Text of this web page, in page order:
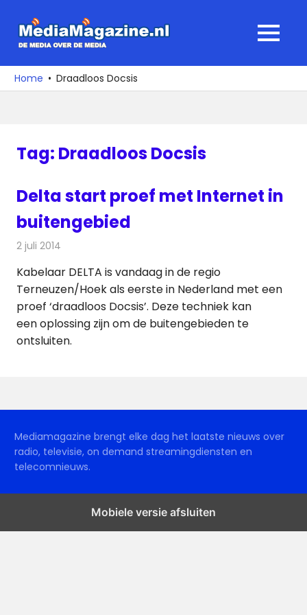
naar
media
over
MENU
Home Draadloos Docsis
Tag: Draadloos Docsis
Delta start proef met Internet in
buitengebied
2 juli 2014
Kabelaar DELTA is vandaag in de regio
Terneuzen/Hoek als eerste in Nederland met een
proef ‘draadloos Docsis’. Deze techniek kan
een oplossing zijn om de buitengebieden te
ontsluiten.
Mediamagazine brengt elke dag het laatste nieuws over
radio, televisie, on demand streamingdiensten en
telecomnieuws.
Mobiele versie afsluiten